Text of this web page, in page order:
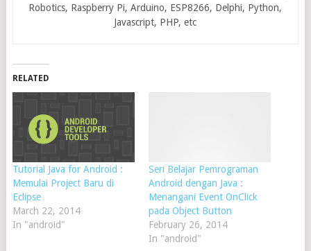
Robotics, Raspberry Pi, Arduino, ESP8266, Delphi, Python,
Javascript, PHP, etc
RELATED
Tutorial Java for Android :
Memulai Project Baru di
Eclipse
March 22, 2014
In "android"
Seri Belajar Pemrograman
Android dengan Java :
Menangani Event OnClick
pada Object Button
February 26, 2014
In "android"